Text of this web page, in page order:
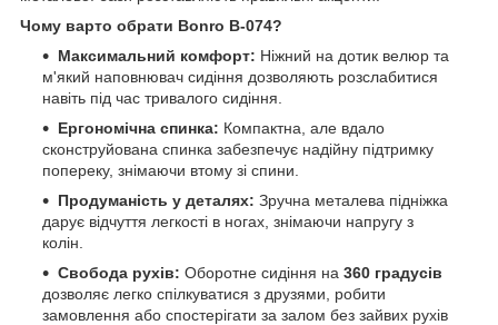
Чому варто обрати Bonro B-074?
Максимальний комфорт: Ніжний на дотик велюр та
м'який наповнювач сидіння дозволяють розслабитися
навіть під час тривалого сидіння.
Ергономічна спинка: Компактна, але вдало
сконструйована спинка забезпечує надійну підтримку
попереку, знімаючи втому зі спини.
Продуманість у деталях: Зручна металева підніжка
дарує відчуття легкості в ногах, знімаючи напругу з
колін.
Свобода рухів: Оборотне сидіння на 360 градусів
дозволяє легко спілкуватися з друзями, робити
замовлення або спостерігати за залом без зайвих рухів